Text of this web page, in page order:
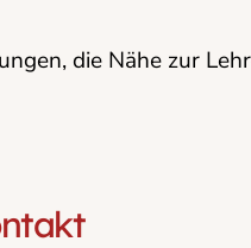
die Nähe zur